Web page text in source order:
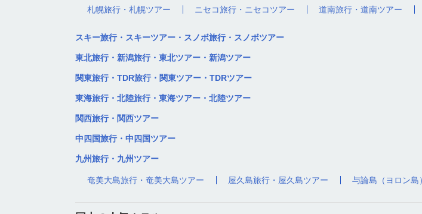
札幌旅行・札幌ツアー ニセコ旅行・ニセコツアー 道南旅行・道南ツアー
スキー旅行・スキーツアー・スノボ旅行・スノボツアー
東北旅行・新潟旅行・東北ツアー・新潟ツアー
関東旅行・TDR旅行・関東ツアー・TDRツアー
東海旅行・北陸旅行・東海ツアー・北陸ツアー
関西旅行・関西ツアー
中四国旅行・中四国ツアー
九州旅行・九州ツアー
奄美大島旅行・奄美大島ツアー 屋久島旅行・屋久島ツアー 与論島（ヨロン島